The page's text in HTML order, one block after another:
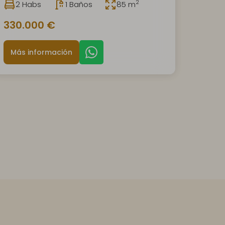
2 Habs
1 Baños 85 m2
330.000 €
Más información